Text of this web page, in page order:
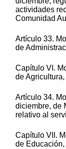
actividades
Comunidad
Artículo 33.
de
Capítulo VI.
de
Artículo 34.
diciembre, de
relativo al
Capítulo VII.
de